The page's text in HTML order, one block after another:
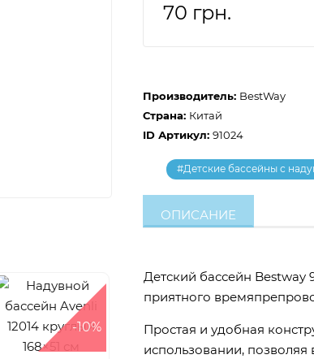
-10%
70 грн.
Производитель: BestWay
Страна: Китай
ID Артикул: 91024
#Детские бассейны с
ОПИСАНИЕ
Детский бассейн
приятного
Простая и удобная
использовании, позволяя